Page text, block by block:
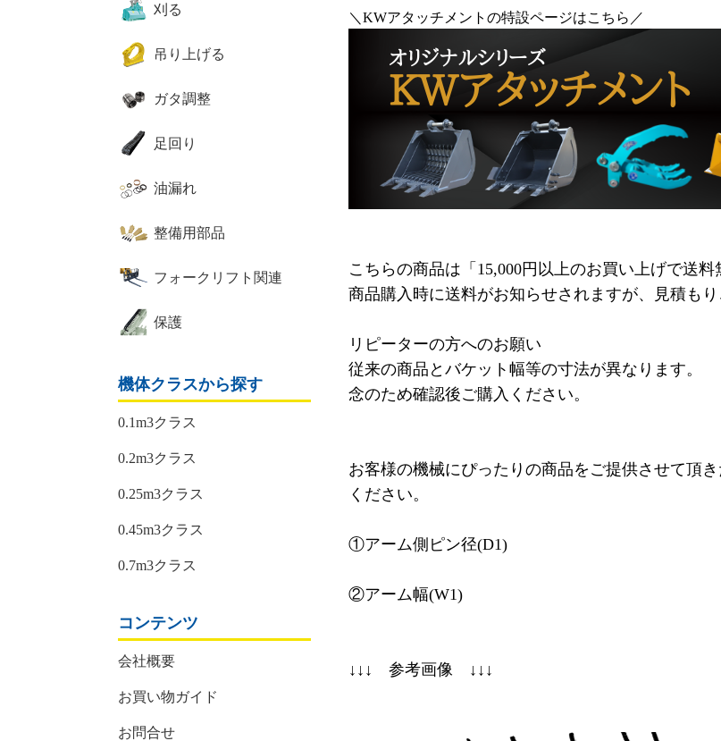
刈る
吊り上げる
ガタ調整
足回り
油漏れ
整備用部品
フォークリフト関連
保護
機体クラスから探す
0.1m3クラス
0.2m3クラス
0.25m3クラス
0.45m3クラス
0.7m3クラス
コンテンツ
会社概要
お買い物ガイド
お問合せ
＼KWアタッチメントの特設ページはこちら／
こちらの商品は「15,000円以上のお買い上げで送料
商品購入時に送料がお知らせされますが、見積も
リピーターの方へのお願い
従来の商品とバケット幅等の寸法が異なります。
念のため確認後ご購入ください。
お客様の機械にぴったりの商品をご提供させて頂
ください。
①アーム側ピン径(D1)
②アーム幅(W1)
↓↓↓ 参考画像 ↓↓↓